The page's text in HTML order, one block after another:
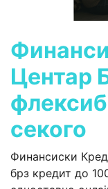
Центар
секого
Финансиски
брз кредит до